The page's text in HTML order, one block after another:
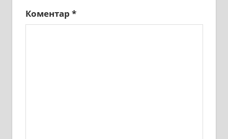
Коментар *